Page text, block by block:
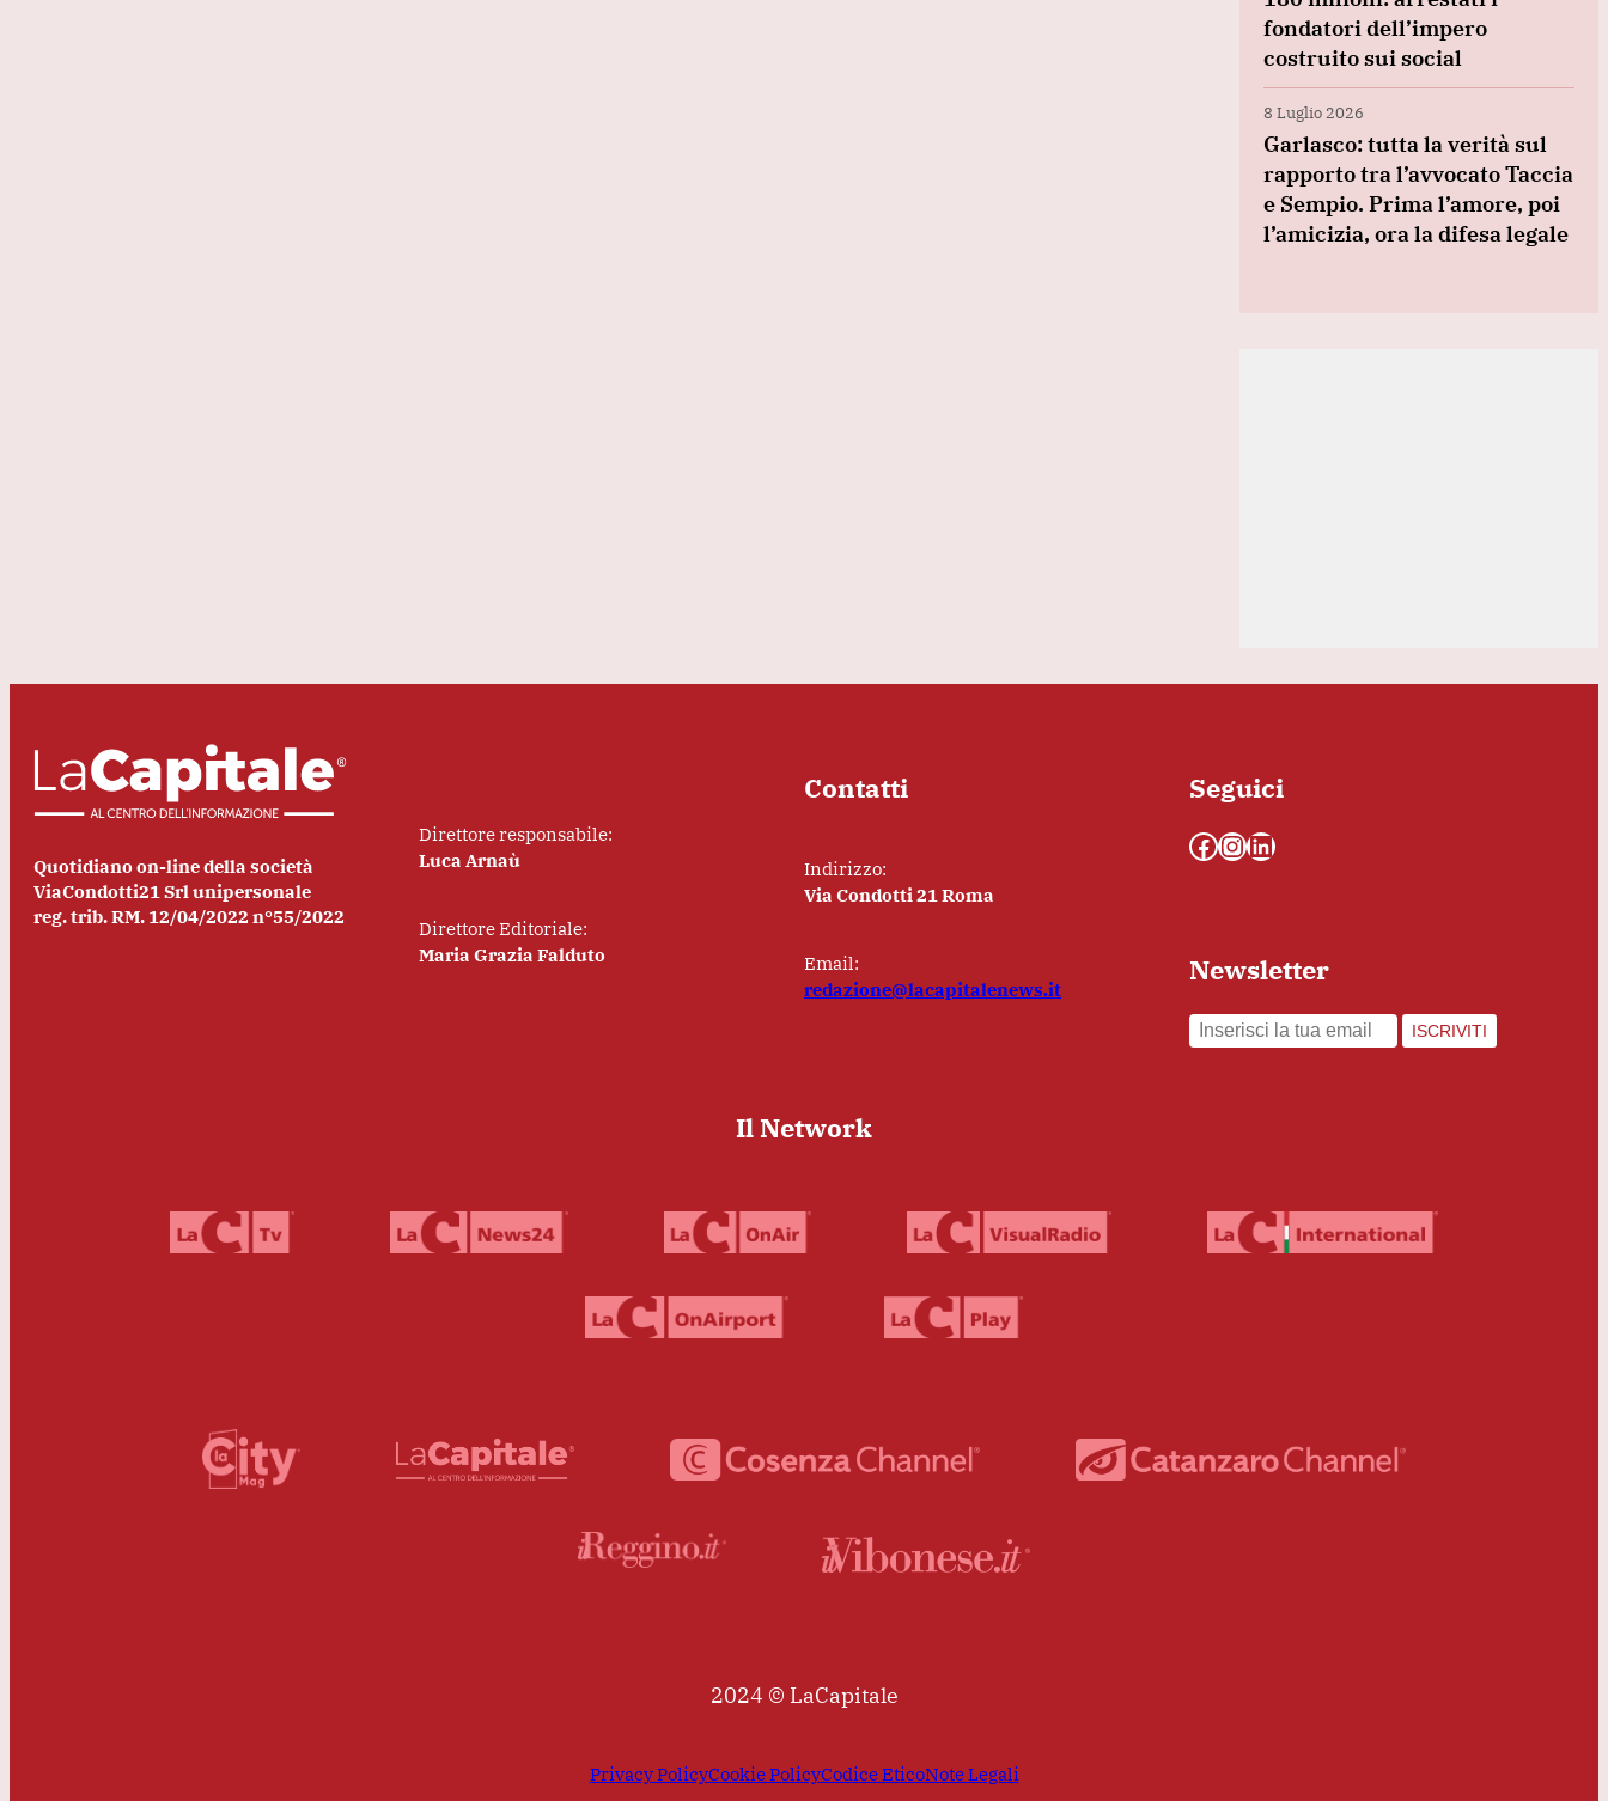
fondatori dell’impero
costruito sui social
8 Luglio 2026
Garlasco: tutta la verità sul
rapporto tra l’avvocato Taccia
e Sempio. Prima l’amore, poi
l’amicizia, ora la difesa legale
Quotidiano on-line della società
ViaCondotti21 Srl unipersonale
reg. trib. RM. 12/04/2022 n°55/2022
Direttore responsabile:
Luca Arnaù
Direttore Editoriale:
Maria Grazia Falduto
Contatti
Indirizzo:
Via Condotti 21 Roma
Email:
redazione@lacapitalenews.it
Seguici
Facebook InstagramLinkedIn
Newsletter
ISCRIVITI
Il Network
2024 © LaCapitale
Privacy PolicyCookie PolicyCodice EticoNote Legali